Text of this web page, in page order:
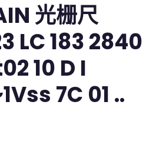
光栅尺
LC 183 2840
10 D I
7C 01 ..